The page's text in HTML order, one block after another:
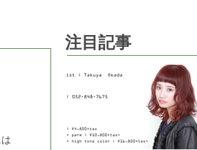
注目記事